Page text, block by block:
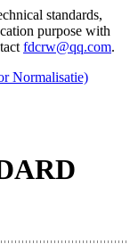
standards,
purpose with
fdcrw@qq.com.
Normalisatie)